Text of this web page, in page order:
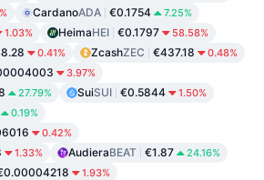
CardanoADA €0.1754 7.25%
1.03% HeimaHEI €0.1797 58.58%
0.41% ZcashZEC €437.18 0.48%
3.97%
27.79% SuiSUI €0.5844 1.50%
0.19%
0.42%
1.33% AudieraBEAT €1.87 24.16%
1.93%